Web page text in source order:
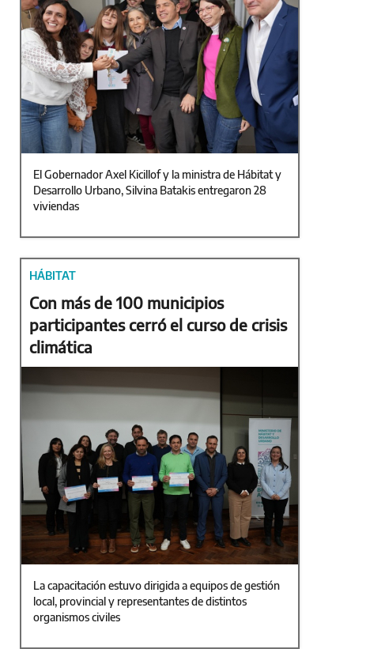
El Gobernador Axel Kicillof y la ministra de Hábitat y
Desarrollo Urbano, Silvina Batakis entregaron 28
viviendas
HÁBITAT
Con más de 100 municipios
participantes cerró el curso de crisis
climática
La capacitación estuvo dirigida a equipos de gestión
local, provincial y representantes de distintos
organismos civiles